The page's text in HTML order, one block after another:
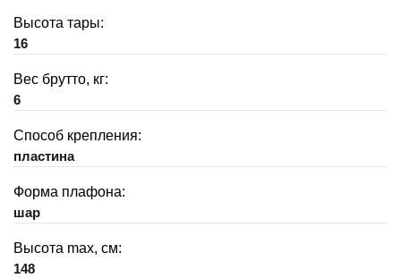
Высота тары:
16
Вес брутто, кг:
6
Способ крепления:
пластина
Форма плафона:
шар
Высота max, см:
148